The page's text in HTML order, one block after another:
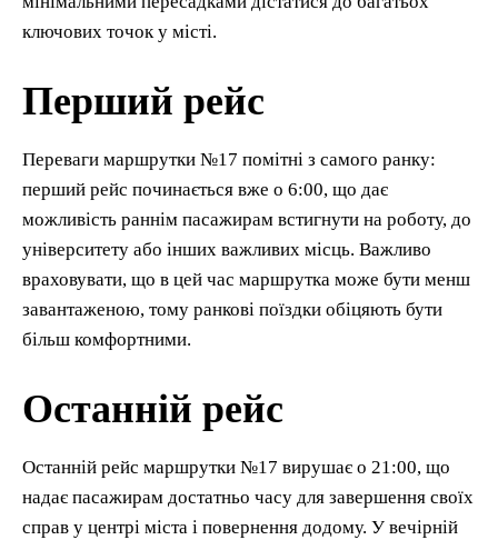
ключових точок у місті.
Перший рейс
Переваги маршрутки №17 помітні з самого ранку:
перший рейс починається вже о 6:00, що дає
можливість раннім пасажирам встигнути на роботу, до
університету або інших важливих місць. Важливо
враховувати, що в цей час маршрутка може бути менш
завантаженою, тому ранкові поїздки обіцяють бути
більш комфортними.
Останній рейс
Останній рейс маршрутки №17 вирушає о 21:00, що
надає пасажирам достатньо часу для завершення своїх
справ у центрі міста і повернення додому. У вечірній